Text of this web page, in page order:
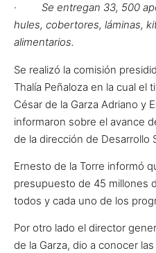
· Se entregan 33, 500
hules, cobertores, láminas,
alimentarios.
Se realizó la comisión
Thalía Peñaloza en la cual el
César de la Garza Adriano y
informaron sobre el avance
de la dirección de Desarrollo
Ernesto de la Torre informó
presupuesto de 45 millones
todos y cada uno de los
Por otro lado el director
de la Garza, dio a conocer